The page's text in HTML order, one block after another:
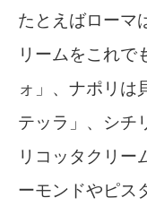
たとえばローマ
リームをこれで
ォ」、ナポリは
テッラ」、シチ
リコッタクリー
ーモンドやピス